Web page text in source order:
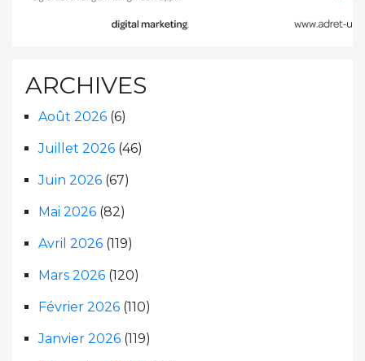
ARCHIVES
Août 2026 (6)
Juillet 2026 (46)
Juin 2026 (67)
Mai 2026 (82)
Avril 2026 (119)
Mars 2026 (120)
Février 2026 (110)
Janvier 2026 (119)